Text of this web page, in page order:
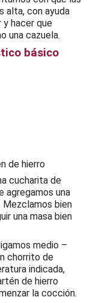
alta, con ayuda
y hacer que
una cazuela.
básico
de hierro
cucharita de
agregamos una
Mezclamos bien
una masa bien
medio –
chorrito de
indicada,
de hierro
la cocción.